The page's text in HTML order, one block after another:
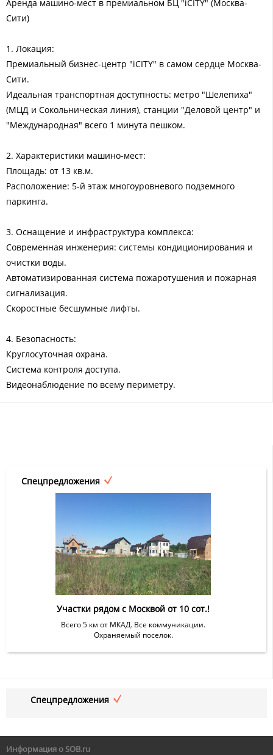
Аренда машино-мест в премиальном БЦ "iCITY" (Москва-
Сити)
1. Локация:
Премиальный бизнес-центр "iCITY" в самом сердце Москва-
Сити.
Идеальная транспортная доступность: метро "Шелепиха"
(МЦД и Сокольническая линия), станции "Деловой центр" и
"Международная" всего 1 минута пешком.
2. Характеристики машино-мест:
Площадь: от 13 кв.м.
Расположение: 5-й этаж многоуровневого подземного
паркинга.
3. Оснащение и инфраструктура комплекса:
Современная инженерия: системы кондиционирования и
очистки воды.
Автоматизированная система пожаротушения и пожарная
сигнализация.
Скоростные бесшумные лифты.
4. Безопасность:
Круглосуточная охрана.
Система контроля доступа.
Видеонаблюдение по всему периметру.
Спецпредложения
Участки рядом с Москвой от 10 сот.!
Всего 5 км от МКАД. Все коммуникации.
Охраняемый поселок.
Спецпредложения
Информация о SOB.ru